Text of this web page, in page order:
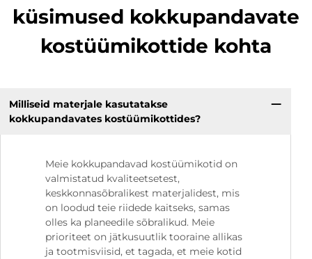
küsimused kokkupandavate
kostüümikottide kohta
Milliseid materjale kasutatakse
kokkupandavates kostüümikottides?
Meie kokkupandavad kostüümikotid on
valmistatud kvaliteetsetest,
keskkonnasõbralikest materjalidest, mis
on loodud teie riidede kaitseks, samas
olles ka planeedile sõbralikud. Meie
prioriteet on jätkusuutlik tooraine allikas
ja tootmisviisid, et tagada, et meie kotid